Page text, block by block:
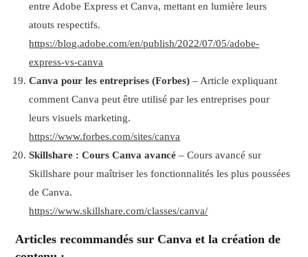
entre Adobe Express et Canva, mettant en lumière leurs
atouts respectifs.
https://blog.adobe.com/en/publish/2022/07/05/adobe-
express-vs-canva
Canva pour les entreprises (Forbes) – Article expliquant
comment Canva peut être utilisé par les entreprises pour
leurs visuels marketing.
https://www.forbes.com/sites/canva
Skillshare : Cours Canva avancé – Cours avancé sur
Skillshare pour maîtriser les fonctionnalités les plus poussées
de Canva.
https://www.skillshare.com/classes/canva/
Articles recommandés sur Canva et la création de